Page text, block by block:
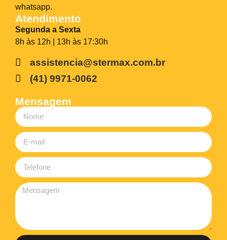
whatsapp.
Atendimento
Segunda a Sexta
8h às 12h | 13h às 17:30h
assistencia@stermax.com.br
(41) 9971-0062
Mensagem